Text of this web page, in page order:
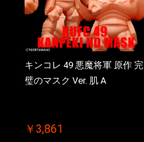
キンコレ 49 悪魔将軍 原作 完
璧のマスク Ver. 肌 A
￥3,861